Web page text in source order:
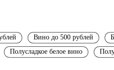
Вино до 500 рублей
Полусладкое белое вино